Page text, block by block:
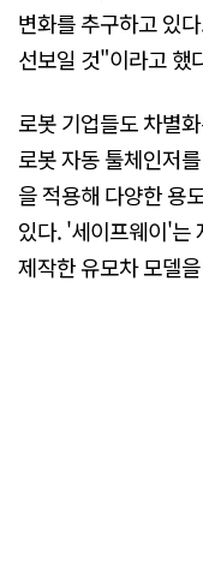
변화를 추구하고 있
선보일 것"이라고 했
로봇 기업들도 차별
로봇 자동 툴체인저
을 적용해 다양한 용
있다. '세이프웨이'는
제작한 유모차 모델